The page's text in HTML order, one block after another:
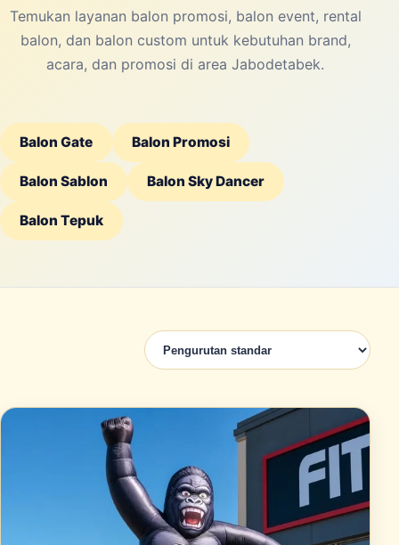
Temukan layanan balon promosi, balon event, rental
balon, dan balon custom untuk kebutuhan brand,
acara, dan promosi di area Jabodetabek.
Balon Gate Balon Promosi
Balon Sablon Balon Sky Dancer
Balon Tepuk